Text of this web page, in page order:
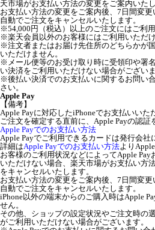
天市場がお支払い方法の変更をご案内いたし
お支払い方法の変更をご案内後、7日間変
自動でご注文をキャンセルいたします。
※54,000円（税込）以上のご注文にはご利用
※楽天会員以外のお客様にはご利用いただけ
※注文者またはお届け先住所のどちらかが
いただけません。
※メール便等のお受け取り時に受領印や署
い決済をご利用いただけない場合がございま
※後払い決済でのお支払いに関するお問い
さい。
Apple Pay
【備考】
Apple Payに対応したiPhoneでお支払いいた
ご注文を確定する直前に、Apple Payの認証
Apple Payでのお支払い方法
Apple Payでご利用できるカードは発行会社
詳細はApple Payでのお支払い方法より
お客様のご利用状況などによってApple
いただけない場合、楽天市場がお支払い方
をキャンセルいたします。
お支払い方法の変更をご案内後、7日間変
自動でご注文をキャンセルいたします。
iPhone以外の端末からのご購入時はApple
せん。
その他、ショップの設定状況やご注文時の
がご利用いただけない場合がございます。